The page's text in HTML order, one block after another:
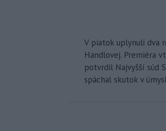
V piatok uplynuli dva
Handlovej. Premiéra
potvrdil Najvyšší súd
spáchal skutok v